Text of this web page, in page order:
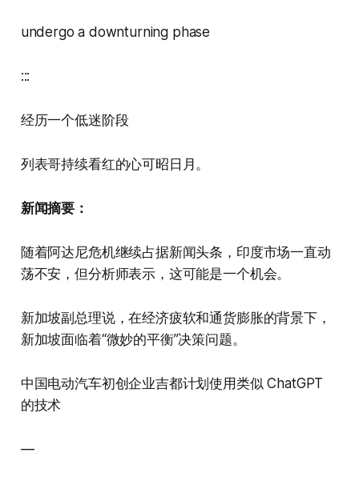
undergo a downturning phase
:::
经历一个低迷阶段
列表哥持续看红的心可昭日月。
新闻摘要：
随着阿达尼危机继续占据新闻头条，印度市场一直动
荡不安，但分析师表示，这可能是一个机会。
新加坡副总理说，在经济疲软和通货膨胀的背景下，
新加坡面临着“微妙的平衡”决策问题。
中国电动汽车初创企业吉都计划使用类似 ChatGPT
的技术
—